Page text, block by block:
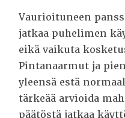
Vaurioituneen
jatkaa puhelimen
eikä vaikuta
Pintanaarmut ja
yleensä estä
tärkeää arvioida
päätöstä jatkaa